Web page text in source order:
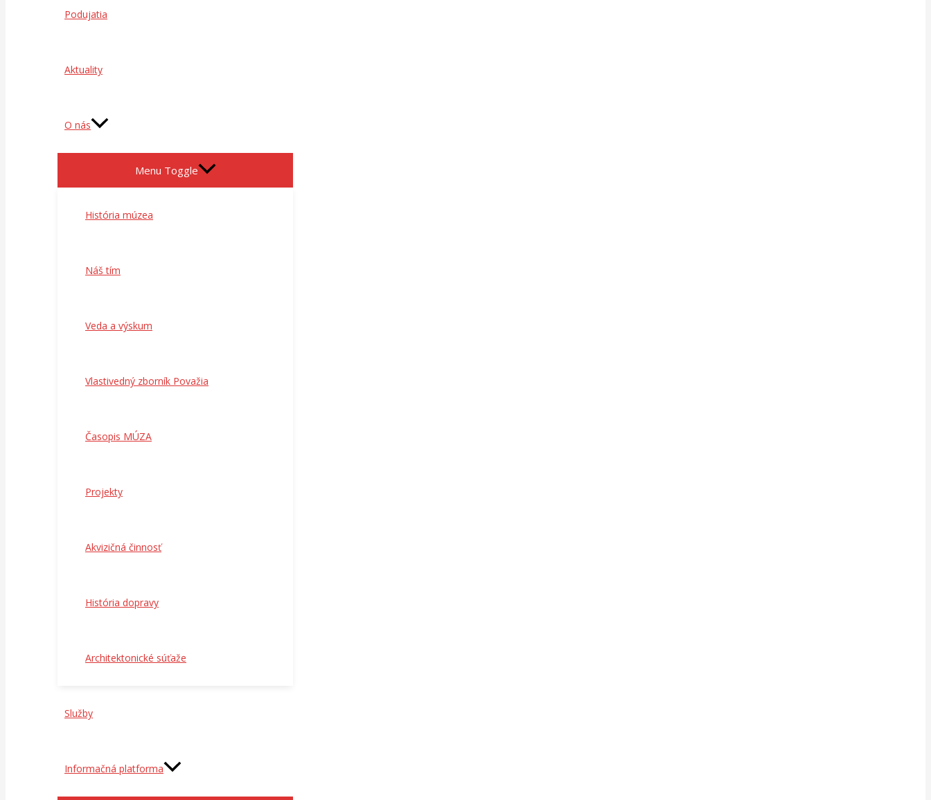
Podujatia
Aktuality
O nás
Menu Toggle
História múzea
Náš tím
Veda a výskum
Vlastivedný zborník Považia
Časopis MÚZA
Projekty
Akvizičná činnosť
História dopravy
Architektonické súťaže
Služby
Informačná platforma